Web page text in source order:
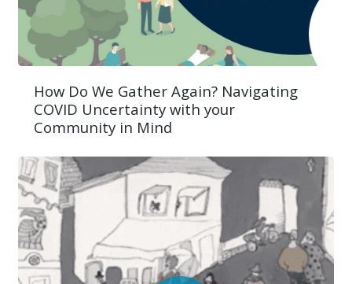
How Do We Gather Again? Navigating
COVID Uncertainty with your
Community in Mind